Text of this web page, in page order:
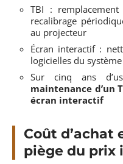
TBI :
recalibrage
au projecteur
Écran interactif :
logicielles du
Sur cinq ans
maintenance d’un
écran interactif
Coût d’achat
piège du prix